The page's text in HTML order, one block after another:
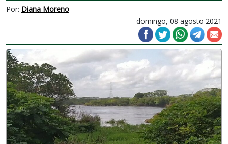
Por: Diana Moreno
domingo, 08 agosto 2021